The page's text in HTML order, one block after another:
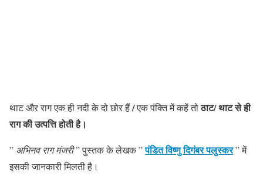
थाट और राग एक ही नदी के दो छोर हैं/एक पंक्ति में कहें तोठाट/थाट से ही
राग की उत्पत्ति होती है।
” अभिनव राग मंजरी” पुस्तक के लेखक ”पंडित विष्णु दिगंबर पलुस्कर” में
इसकी जानकारी मिलती है।